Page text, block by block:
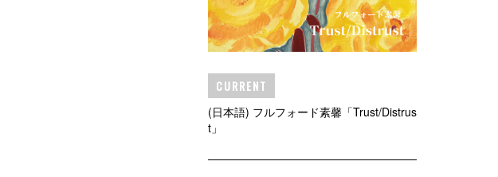
CURRENT
(日本語) フルフォード素馨「Trust/Distrus
t」